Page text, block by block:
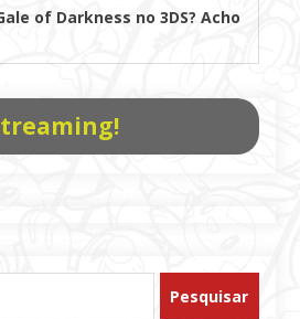
of Darkness no 3DS? Acho